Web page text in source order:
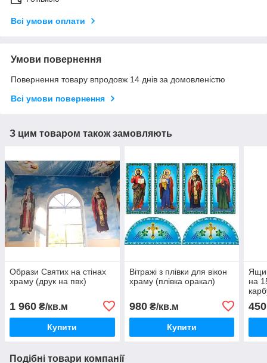
Всі умови оплати
Умови повернення
Повернення товару впродовж 14 днів за домовленістю
Всі умови повернення
З цим товаром також замовляють
Образи Святих на стінах
храму (друк на пвх)
1 960 ₴/кв.м
Купити
Вітражі з плівки для вікон
храму (плівка оракал)
980₴/кв.м
Купити
на
450
Подібні товари компанії